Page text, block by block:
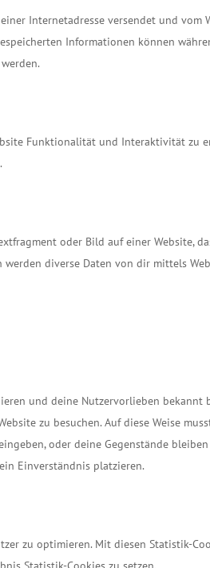
Internetadresse versendet und vom
Informationen können
Funktionalität und Interaktivität zu
oder Bild auf einer Website,
diverse Daten von dir mittels
und deine Nutzervorlieben bekannt
zu besuchen. Auf diese Weise
oder deine Gegenstände
Einverständnis platzieren.
zu optimieren. Mit diesen Statistik-